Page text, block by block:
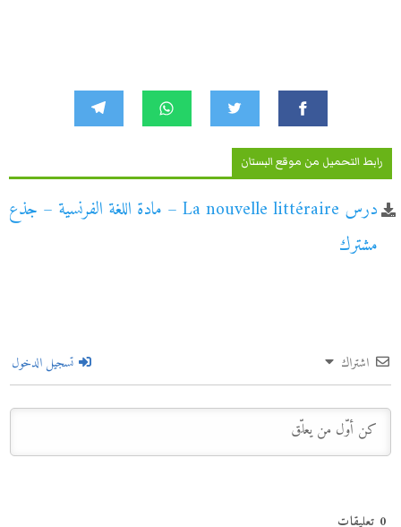
رابط التحميل من موقع البستان
درس La nouvelle littéraire – مادة اللغة الفرنسية – جذع
مشترك
اشتراك تسجيل الدخول
0 تعليقات